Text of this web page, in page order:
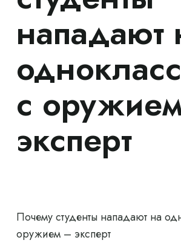
нападают
с
эксперт
Почему студенты нападают на
оружием – эксперт